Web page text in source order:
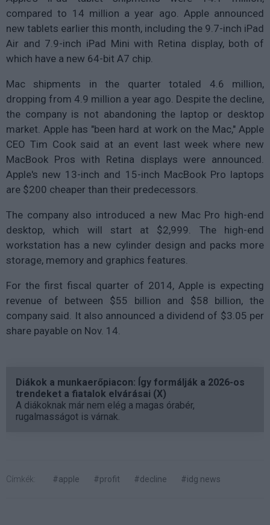
compared to 14 million a year ago. Apple announced
new tablets earlier this month, including the 9.7-inch iPad
Air and 7.9-inch iPad Mini with Retina display, both of
which have a new 64-bit A7 chip.
Mac shipments in the quarter totaled 4.6 million,
dropping from 4.9 million a year ago. Despite the decline,
the company is not abandoning the laptop or desktop
market. Apple has "been hard at work on the Mac," Apple
CEO Tim Cook said at an event last week where new
MacBook Pros with Retina displays were announced.
Apple's new 13-inch and 15-inch MacBook Pro laptops
are $200 cheaper than their predecessors.
The company also introduced a new Mac Pro high-end
desktop, which will start at $2,999. The high-end
workstation has a new cylinder design and packs more
storage, memory and graphics features.
For the first fiscal quarter of 2014, Apple is expecting
revenue of between $55 billion and $58 billion, the
company said. It also announced a dividend of $3.05 per
share payable on Nov. 14.
Diákok a munkaerőpiacon: Így formálják a 2026-os
trendeket a fiatalok elvárásai (X)
A diákoknak már nem elég a magas órabér,
rugalmasságot is várnak.
Címkék: #apple #profit #decline #idg news